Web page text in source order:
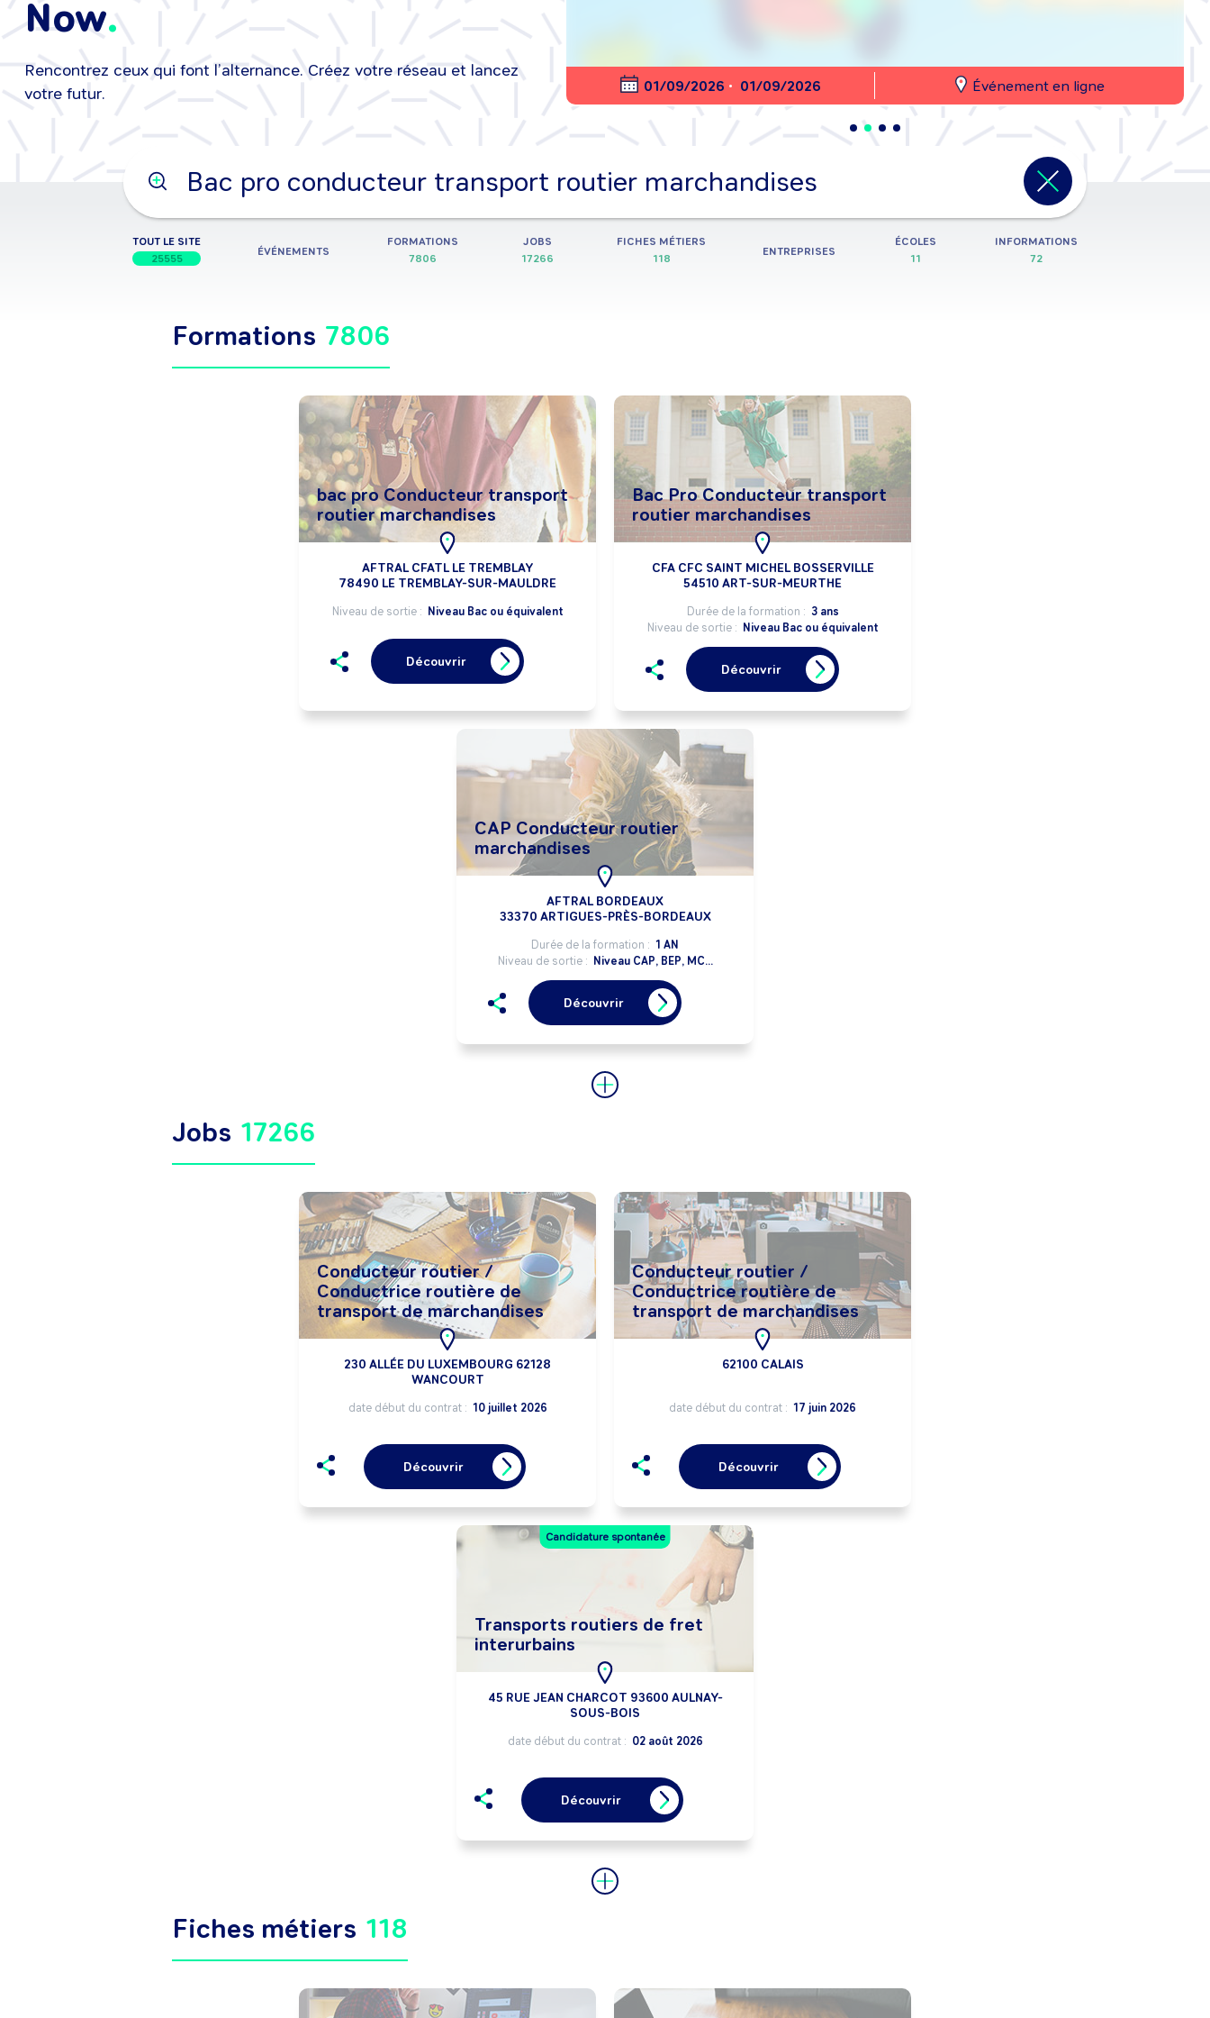
Now
Rencontrez ceux qui font l’alternance. Créez votre réseau et lancez
votre futur.
25/08/2026 01/09/2026 • 01/09/2026 Événement en ligne
TOUT LE SITE
25555
ÉVÉNEMENTS
FORMATIONS
7806
JOBS
17266
FICHES MÉTIERS
118
ENTREPRISES
ÉCOLES
11
INFORMATIONS
72
Formations 7806
bac pro Conducteur transport
routier marchandises
AFTRAL CFATL LE TREMBLAY
78490 LE TREMBLAY-SUR-MAULDRE
Niveau de sortie : Niveau Bac ou équivalent
Découvrir
Bac Pro Conducteur transport
routier marchandises
CFA CFC SAINT MICHEL BOSSERVILLE
54510 ART-SUR-MEURTHE
Durée de la formation : 3 ans
Niveau de sortie : Niveau Bac ou équivalent
Découvrir
CAP Conducteur routier
marchandises
AFTRAL BORDEAUX
33370 ARTIGUES-PRÈS-BORDEAUX
Durée de la formation : 1 AN
Niveau de sortie : Niveau CAP, BEP, MC...
Découvrir
Jobs 17266
Conducteur routier /
Conductrice routière de
transport de marchandises
230 ALLÉE DU LUXEMBOURG 62128
WANCOURT
date début du contrat : 10 juillet 2026
Découvrir
Conducteur routier /
Conductrice routière de
transport de marchandises
62100 CALAIS
date début du contrat : 17 juin 2026
Découvrir
Candidature spontanée
Transports routiers de fret
interurbains
45 RUE JEAN CHARCOT 93600 AULNAY-
SOUS-BOIS
date début du contrat : 02 août 2026
Découvrir
Fiches métiers 118